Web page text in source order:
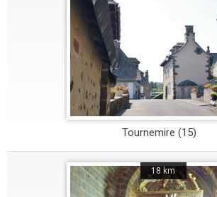
Tournemire (15)
18 km